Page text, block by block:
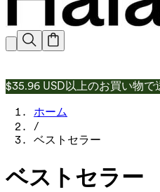
$35.96 USD以上のお買い物で
ホーム
/
ベストセラー
ベストセラー